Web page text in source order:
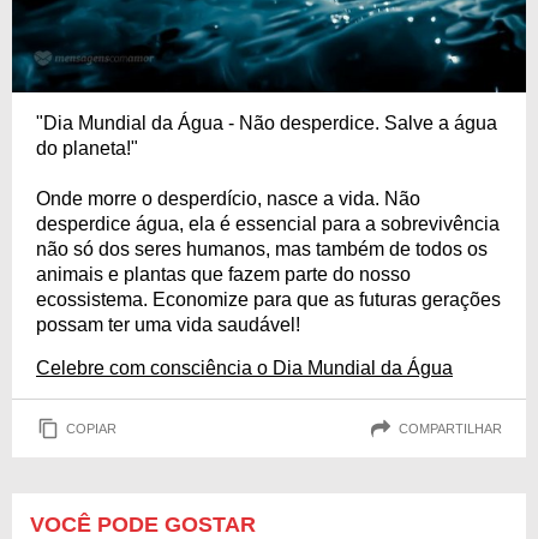
"Dia Mundial da Água - Não desperdice. Salve a água
do planeta!"
Onde morre o desperdício, nasce a vida. Não
desperdice água, ela é essencial para a sobrevivência
não só dos seres humanos, mas também de todos os
animais e plantas que fazem parte do nosso
ecossistema. Economize para que as futuras gerações
possam ter uma vida saudável!
Celebre com consciência o Dia Mundial da Água
COPIAR COMPARTILHAR
VOCÊ PODE GOSTAR